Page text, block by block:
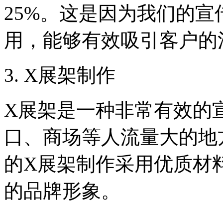
25%。这是因为我们的
用，能够有效吸引客户
3. X展架制作
X展架是一种非常有效的
口、商场等人流量大的
的X展架制作采用优质材
的品牌形象。